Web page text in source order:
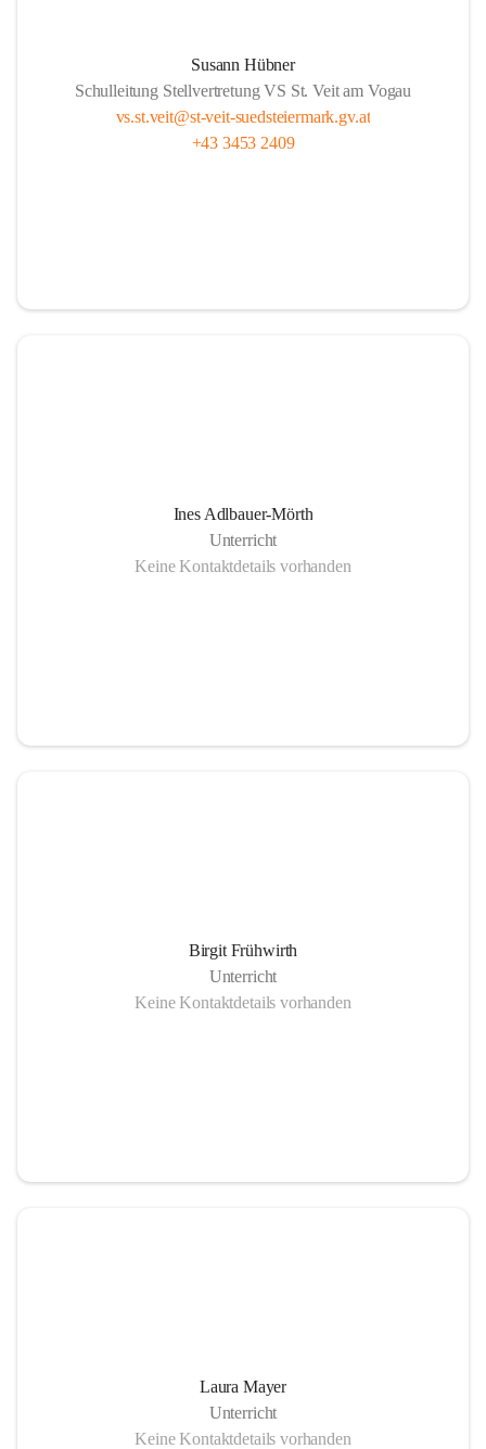
Susann Hübner
Schulleitung Stellvertretung VS St. Veit am Vogau
vs.st.veit@st-veit-suedsteiermark.gv.at
+43 3453 2409
Ines Adlbauer-Mörth
Unterricht
Keine Kontaktdetails vorhanden
Birgit Frühwirth
Unterricht
Keine Kontaktdetails vorhanden
Laura Mayer
Unterricht
Keine Kontaktdetails vorhanden